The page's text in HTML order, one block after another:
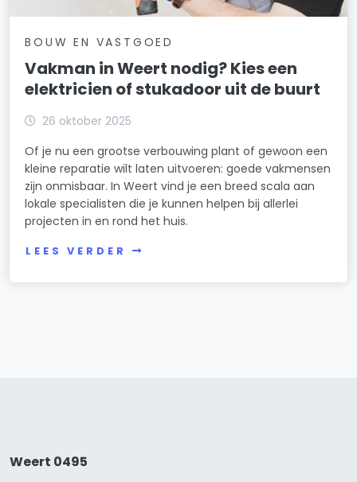
BOUW EN VASTGOED
Vakman in Weert nodig? Kies een
elektricien of stukadoor uit de buurt
26 oktober 2025
Of je nu een grootse verbouwing plant of gewoon een
kleine reparatie wilt laten uitvoeren: goede vakmensen
zijn onmisbaar. In Weert vind je een breed scala aan
lokale specialisten die je kunnen helpen bij allerlei
projecten in en rond het huis.
LEES VERDER
Weert 0495